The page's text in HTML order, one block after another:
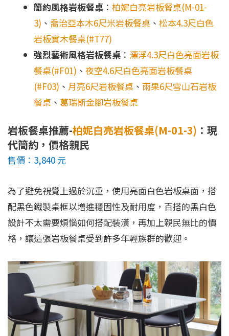
簡約風格岩板餐桌 ： 柏妮白亮岩板餐桌(M-01-
3) 、 喬治亞本木6尺米岩板餐桌 、 松本4.3尺白色
岩板實木餐桌(#T77)
強烈藝術風格岩板餐桌 ： 漂浮4.3尺白色亮面岩板
餐桌(#F01) 、 夜空4.6尺白色亮面岩板餐桌
(#F03) 、 月亮6尺岩板餐桌 、 雨果6尺雪山石岩板
餐桌 、 葛瑞斯金腳岩板餐桌
岩板餐桌推薦-柏妮白亮岩板餐桌(M-01-3) ：現
代簡約，價格親民
售價：3,840 元
為了避免視覺上過於沉重，使用亮面白色岩板桌面，搭
配黑色鐵製桌框以增進穩固性及耐用度，百搭的黑白色
設計不太需要煩惱如何搭配裝潢，再加上親民無比的價
格，讓這張岩板餐桌受到許多年輕族群的歡迎。